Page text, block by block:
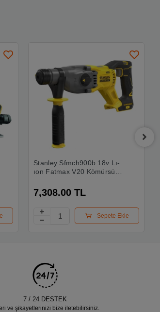
Stanley Sfmch900b 18v Lı-
ıon Fatmax V20 Kömürsüz
(aküsüz)
7,308.00 TL
Sepete Ekle
7 / 24 DESTEK
ve şikayetlerinizi bize iletebilirsiniz.